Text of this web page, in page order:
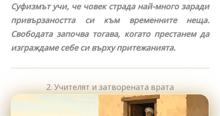
Суфизмът учи, че човек страда най-много заради
привързаността си към временните неща.
Свободата започва тогава, когато престанем да
изграждаме себе си върху притежанията.
2. Учителят и затворената врата